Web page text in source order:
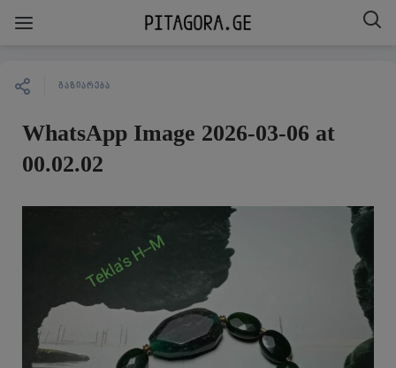
ᲒᲐᲖᲘᲐᲠᲔᲑᲐ
WhatsApp Image 2026-03-06 at
00.02.02